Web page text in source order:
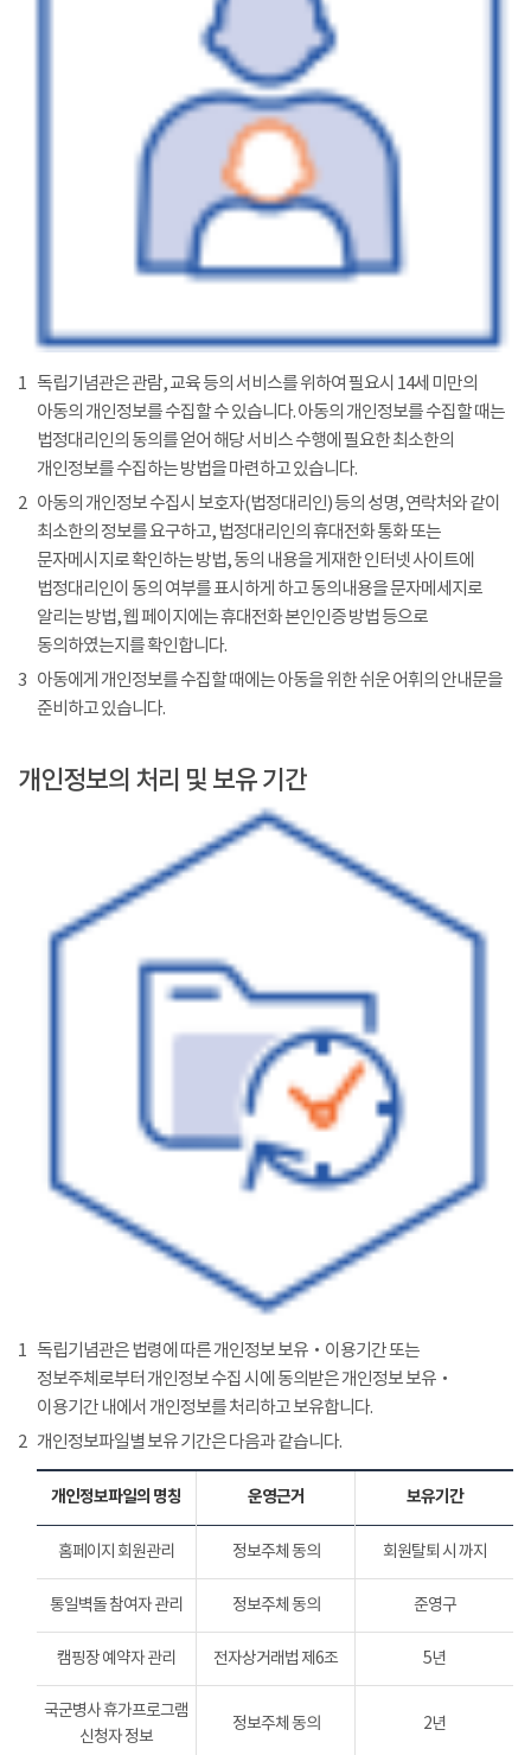
1 독립기념관은 관람, 교육 등의 서비스를 위하여 필요시 14세 미만의
아동의 개인정보를 수집할 수 있습니다. 아동의 개인정보를 수집할 때는
법정대리인의 동의를 얻어 해당 서비스 수행에 필요한 최소한의
개인정보를 수집하는 방법을 마련하고 있습니다.
2 아동의 개인정보 수집시 보호자(법정대리인) 등의 성명, 연락처와 같이
최소한의 정보를 요구하고, 법정대리인의 휴대전화 통화 또는
문자메시지로 확인하는 방법, 동의 내용을 게재한 인터넷 사이트에
법정대리인이 동의 여부를 표시하게 하고 동의내용을 문자메세지로
알리는 방법, 웹 페이지에는 휴대전화 본인인증 방법 등으로
동의하였는지를 확인합니다.
3 아동에게 개인정보를 수집할 때에는 아동을 위한 쉬운 어휘의 안내문을
준비하고 있습니다.
개인정보의 처리 및 보유 기간
1 독립기념관은 법령에 따른 개인정보 보유‧이용기간 또는
정보주체로부터 개인정보 수집 시에 동의받은 개인정보 보유‧
이용기간 내에서 개인정보를 처리하고 보유합니다.
2 개인정보파일별 보유 기간은 다음과 같습니다.
개인정보파일의 명칭 운영근거 보유기간
홈페이지 회원관리 정보주체 동의 회원탈퇴 시 까지
통일벽돌 참여자 관리 정보주체 동의 준영구
캠핑장 예약자 관리 전자상거래법 제6조 5년
국군병사 휴가프로그램
신청자 정보
정보주체 동의 2년